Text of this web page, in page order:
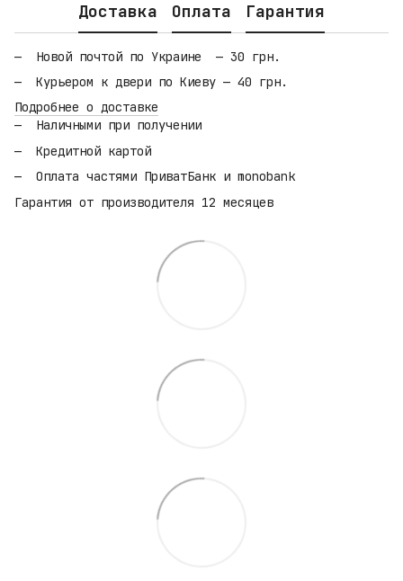
Доставка Оплата Гарантия
Новой почтой по Украине — 30 грн.
Курьером к двери по Киеву — 40 грн.
Подробнее о доставке
Наличными при получении
Кредитной картой
Оплата частями ПриватБанк и monobank
Гарантия от производителя 12 месяцев